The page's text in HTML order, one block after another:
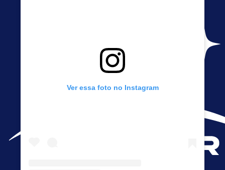
Ver essa foto no Instagram